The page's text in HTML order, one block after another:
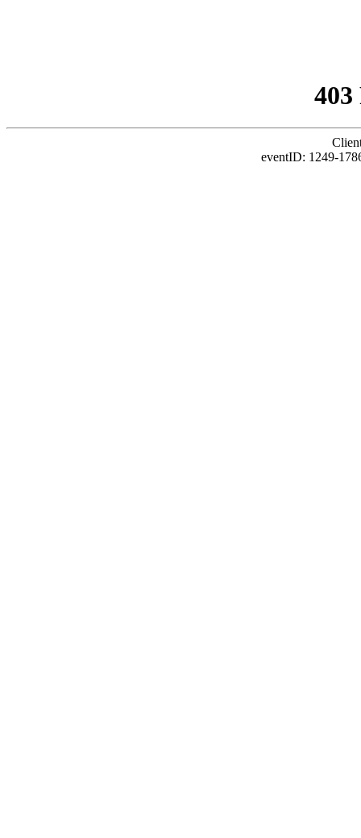
eventID: 1249-